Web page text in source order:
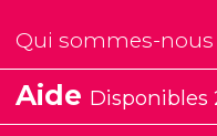
Qui sommes-nous
Aide Disponibles